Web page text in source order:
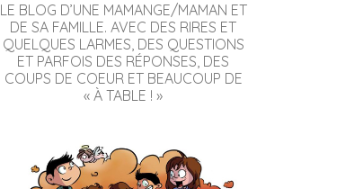
LE BLOG D’UNE MAMANGE/MAMAN ET
DE SA FAMILLE. AVEC DES RIRES ET
QUELQUES LARMES, DES QUESTIONS
ET PARFOIS DES RÉPONSES, DES
COUPS DE COEUR ET BEAUCOUP DE
« À TABLE ! »